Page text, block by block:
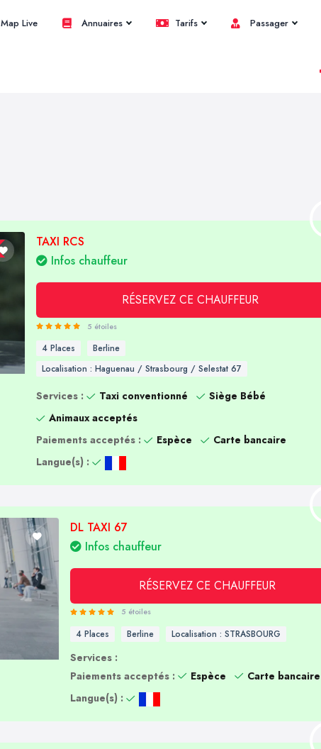
Map Live Annuaires Tarifs Passager
TAXI RCS
Infos chauffeur
RÉSERVEZ CE CHAUFFEUR
5 étoiles
4 Places
Berline
Localisation : Haguenau / Strasbourg / Selestat 67
Services : Taxi conventionné
Siège Bébé
Animaux acceptés
Paiements acceptés :
Espèce
Carte bancaire
Langue(s) :
DL TAXI 67
Infos chauffeur
RÉSERVEZ CE CHAUFFEUR
5 étoiles
4 Places Berline Localisation : STRASBOURG
Services :
Paiements acceptés :
Espèce
Carte bancaire
Langue(s) :